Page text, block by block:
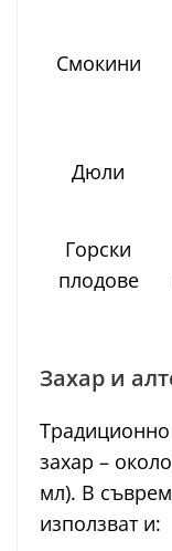
Смокини
Дюли
Горски
плодове
Захар и
Традиционно
захар –
мл). В
използват и: